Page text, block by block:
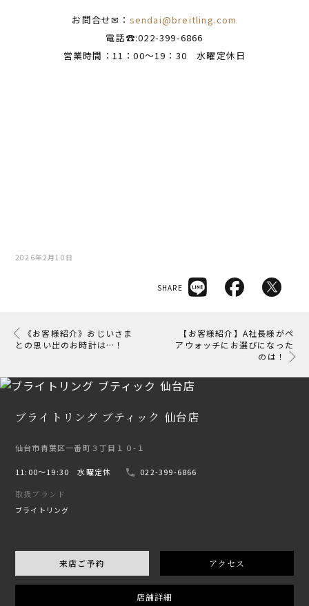
お問合せ✉： sendai@breitling.com
電話☎:022-399-6866
営業時間：11：00～19：30 水曜定休日
2026年2月10日
SHARE
《お客様紹介》おじいさま
との思い出のお時計は…！
【お客様紹介】A社長様がペ
アウォッチにお選びになった
のは！
ブライトリング ブティック 仙台店
仙台市青葉区一番町３丁目１０-１
11:00〜19:30 水曜定休
022-399-6866
取扱ブランド
ブライトリング
来店ご予約 アクセス
店舗詳細